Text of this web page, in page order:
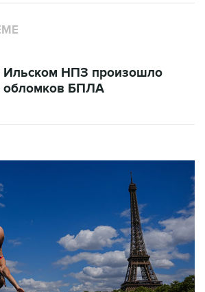
Ильском НПЗ произошло
обломков БПЛА